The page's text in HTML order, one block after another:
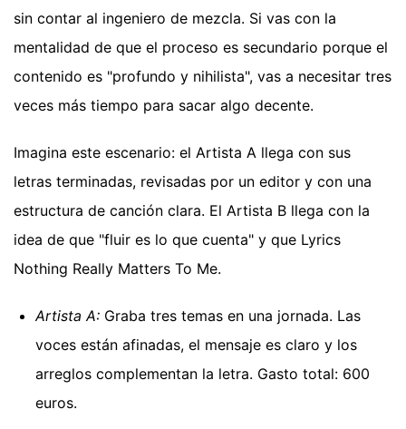
sin contar al ingeniero de mezcla. Si vas con la
mentalidad de que el proceso es secundario porque el
contenido es "profundo y nihilista", vas a necesitar tres
veces más tiempo para sacar algo decente.
Imagina este escenario: el Artista A llega con sus
letras terminadas, revisadas por un editor y con una
estructura de canción clara. El Artista B llega con la
idea de que "fluir es lo que cuenta" y que Lyrics
Nothing Really Matters To Me.
Artista A: Graba tres temas en una jornada. Las
voces están afinadas, el mensaje es claro y los
arreglos complementan la letra. Gasto total: 600
euros.